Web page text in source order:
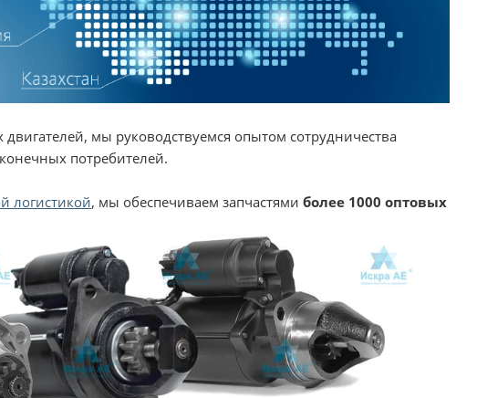
мы руководствуемся опытом сотрудничества
потребителей.
логистикой, мы обеспечиваем запчастями более 1000 оптовых